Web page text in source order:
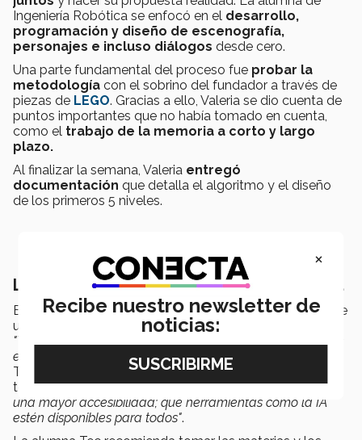
Ingeniería Robótica se enfocó en el desarrollo,
programación y diseño de escenografía,
personajes e incluso diálogos desde cero.
Una parte fundamental del proceso fue probar la
metodología con el sobrino del fundador a través de
piezas de LEGO. Gracias a ello, Valeria se dio cuenta de
puntos importantes que no había tomado en cuenta,
como el trabajo de la memoria a corto y largo
plazo.
Al finalizar la semana, Valeria entregó
documentación que detalla el algoritmo y el diseño
de los primeros 5 niveles.
La tecnología transforma la discapacidad
El poder combinar matemáticas y algoritmos a favor de
una comunidad fue lo másgratificante
"Terminas aprendiendo más de ellos, de lo que tú puedes
enseñarles"
También reflexionó sobre el crecimiento de la
tecnología:"La tecnología debe venir de la mano con
una mayor accesibilidad; que herramientas como la IA
estén disponibles para todos".
×
Recibe nuestro newsletter de
noticias: